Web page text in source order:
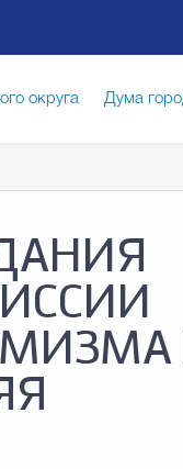
округа Дума
палата Городского
и